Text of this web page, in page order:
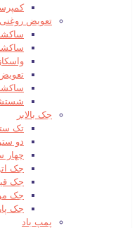
تعویض روغنی
جک بالابر
تک
دو
چهار
جک
جک
جک
جک
پمپ باد